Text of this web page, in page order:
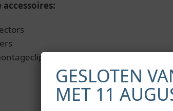
GESLOTEN
MET 11